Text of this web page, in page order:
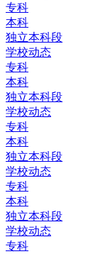
专科
本科
独立本科段
学校动态
专科
本科
独立本科段
学校动态
专科
本科
独立本科段
学校动态
专科
本科
独立本科段
学校动态
专科